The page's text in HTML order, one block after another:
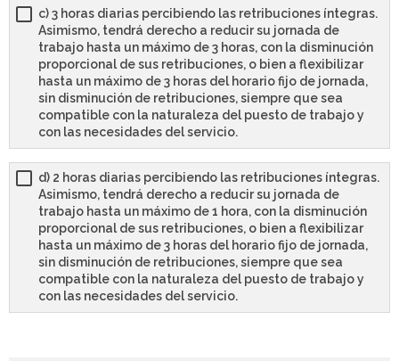
c) 3 horas diarias percibiendo las retribuciones íntegras.
Asimismo, tendrá derecho a reducir su jornada de
trabajo hasta un máximo de 3 horas, con la disminución
proporcional de sus retribuciones, o bien a flexibilizar
hasta un máximo de 3 horas del horario fijo de jornada,
sin disminución de retribuciones, siempre que sea
compatible con la naturaleza del puesto de trabajo y
con las necesidades del servicio.
d) 2 horas diarias percibiendo las retribuciones íntegras.
Asimismo, tendrá derecho a reducir su jornada de
trabajo hasta un máximo de 1 hora, con la disminución
proporcional de sus retribuciones, o bien a flexibilizar
hasta un máximo de 3 horas del horario fijo de jornada,
sin disminución de retribuciones, siempre que sea
compatible con la naturaleza del puesto de trabajo y
con las necesidades del servicio.